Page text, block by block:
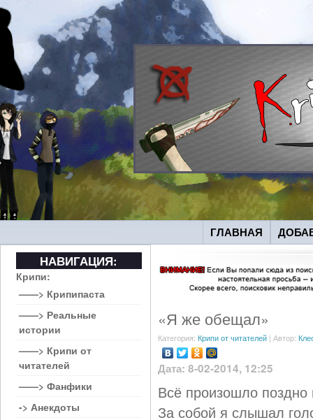
ГЛАВНАЯ
«Я же обещал»
Категория: Крипи от читателей | Автор:
Дата: 8-02-2014, 12:25
Всё произошло
За собой я слышал
НАВИГАЦИЯ:
Крипи:
——> Крипипаста
——> Реальные
истории
——> Крипи от
читателей
——> Фанфики
-> Анекдоты